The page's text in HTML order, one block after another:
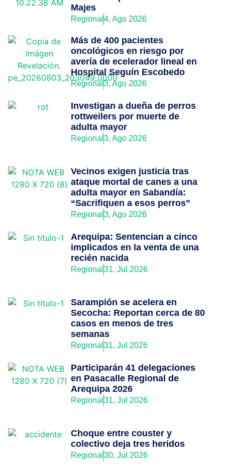
Majes
Regional 4, Ago 2026
Más de 400 pacientes
oncológicos en riesgo por
avería de ecelerador lineal en
Hospital Seguín Escobedo
Regional 3, Ago 2026
Investigan a dueña de perros
rottweilers por muerte de
adulta mayor
Regional 3, Ago 2026
Vecinos exigen justicia tras
ataque mortal de canes a una
adulta mayor en Sabandía:
“Sacrifiquen a esos perros”
Regional 3, Ago 2026
Arequipa: Sentencian a cinco
implicados en la venta de una
recién nacida
Regional 31, Jul 2026
Sarampión se acelera en
Secocha: Reportan cerca de 80
casos en menos de tres
semanas
Regional 31, Jul 2026
Participarán 41 delegaciones
en Pasacalle Regional de
Arequipa 2026
Regional 31, Jul 2026
Choque entre couster y
colectivo deja tres heridos
Regional 30, Jul 2026